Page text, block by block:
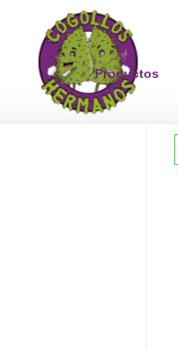
Productos